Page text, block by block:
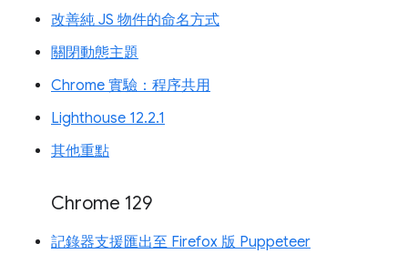
改善純 JS 物件的命名方式
關閉動態主題
Chrome 實驗：程序共用
Lighthouse 12.2.1
其他重點
Chrome 129
記錄器支援匯出至 Firefox 版 Puppeteer